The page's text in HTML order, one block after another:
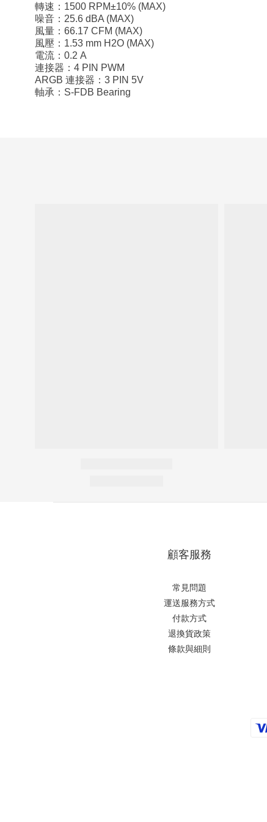
轉速：1500 RPM±10% (MAX)
噪音：25.6 dBA (MAX)
風量：66.17 CFM (MAX)
風壓：1.53 mm H2O (MAX)
電流：0.2 A
連接器：4 PIN PWM
ARGB 連接器：3 PIN 5V
軸承：S-FDB Bearing
顧客服務
常見問題
運送服務方式
付款方式
退換貨政策
條款與細則